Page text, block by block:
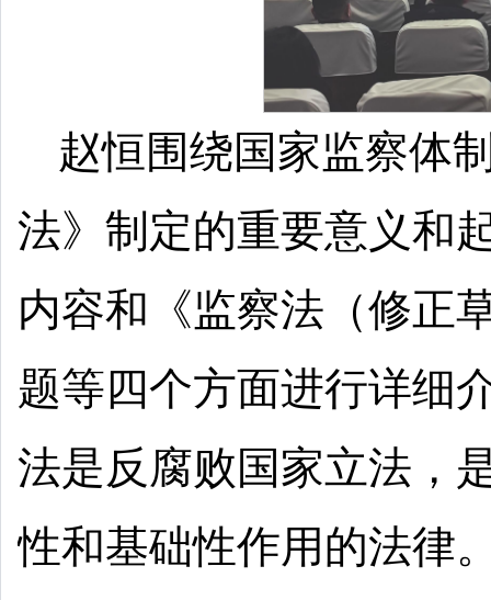
赵恒围绕国家监察体
法》制定的重要意义和
内容和《监察法（修正
题等四个方面进行详细
法是反腐败国家立法，
性和基础性作用的法律